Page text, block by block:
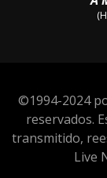
©1994-2024
reservados.
transmitido,
Live